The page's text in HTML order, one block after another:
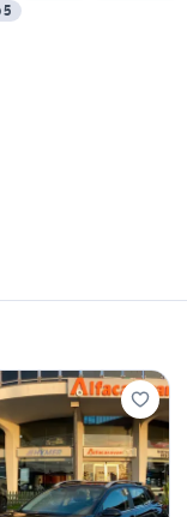
5